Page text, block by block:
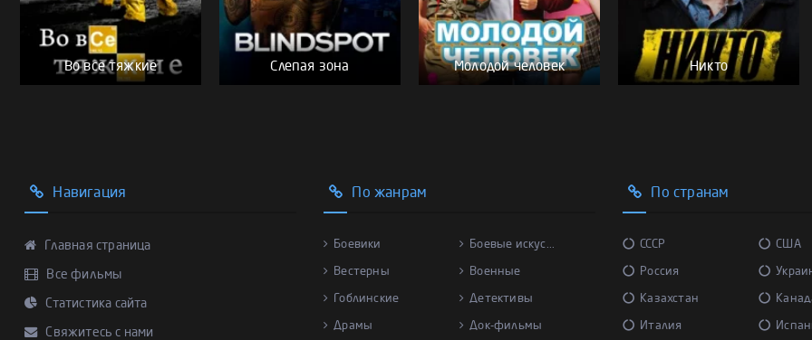
Во все тяжкие Слепая зона Молодой человек Никто
Навигация
Главная страница
Все фильмы
Статистика сайта
Свяжитесь с нами
По жанрам
Боевики Боевые искус...
Вестерны Военные
Гоблинские Детективы
Драмы Док-фильмы
По странам
СССР США
Россия
Казахстан
Италия